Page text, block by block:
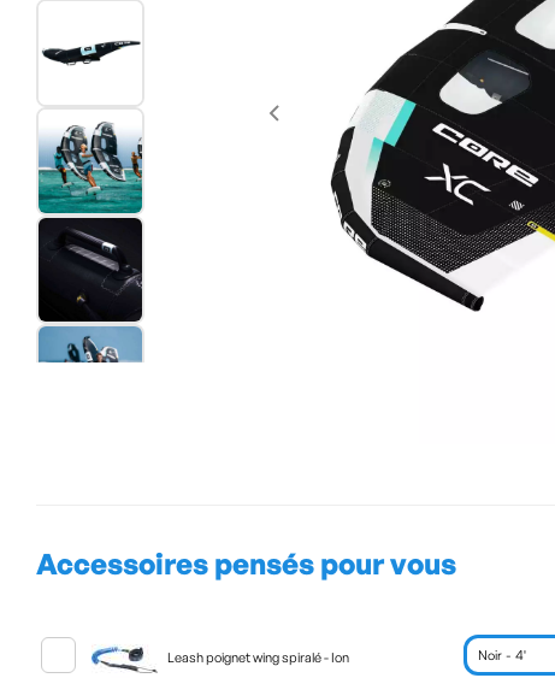
Accessoires pensés pour vous
Leash poignet wing spiralé - Ion